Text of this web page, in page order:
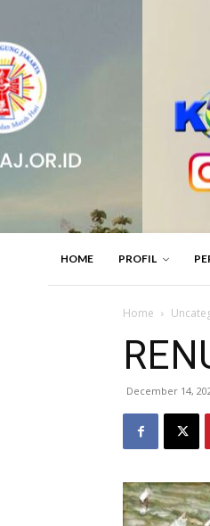
HOME PROFIL
Home
December 14,